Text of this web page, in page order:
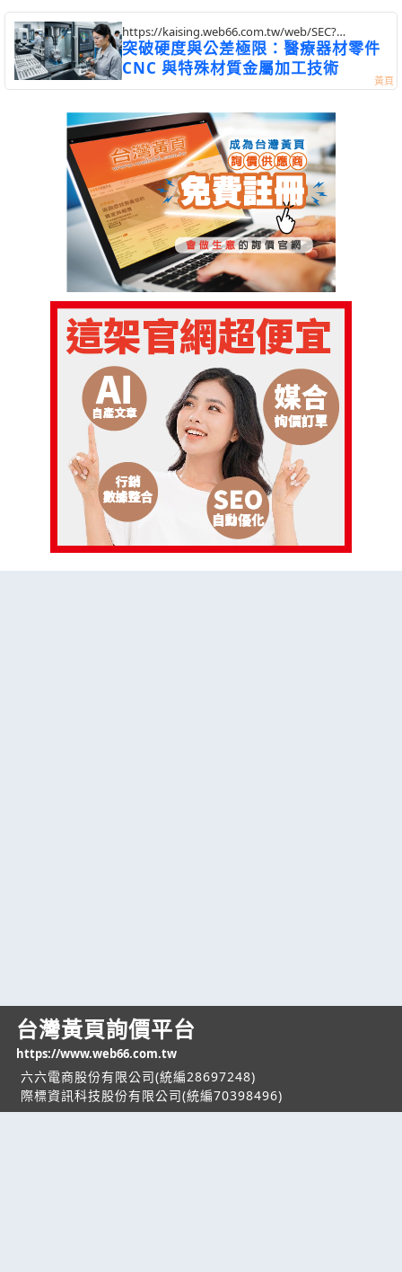
https://kaising.web66.com.tw/web/SEC?
postId=1354590
突破硬度與公差極限：醫療器材零件
CNC 與特殊材質金屬加工技術
台灣黃頁詢價平台
https://www.web66.com.tw
六六電商股份有限公司(統編28697248)
際標資訊科技股份有限公司(統編70398496)